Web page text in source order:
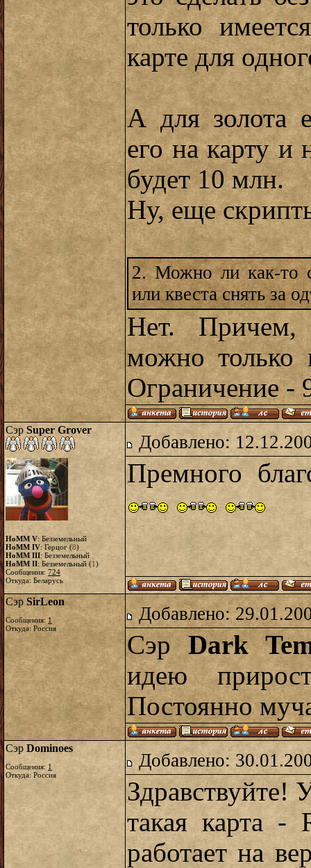
только
карте для
А для золота
его на карту и
будет 10 млн.
Ну, еще
2. Можно ли как-то
или квеста снять за
Нет.
можно только
Ограничение -
Сэр Super Grover
HoMM V: Безземельный
HoMM IV: Герцог (8)
HoMM III: Безземельный
HoMM II: Безземельный (1)
Сообщения: 724
Откуда: Беларусь
Добавлено:
Премного
Сэр SirLeon
Сообщения: 1
Откуда: Россия
Добавлено:
Сэр Dark
идею
Постоянно
Сэр Dominoes
Сообщения: 1
Откуда: Россия
Добавлено:
Здравствуйте!
такая карта -
работает на